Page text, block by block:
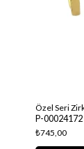
Özel Seri
P-00024172
₺745,00